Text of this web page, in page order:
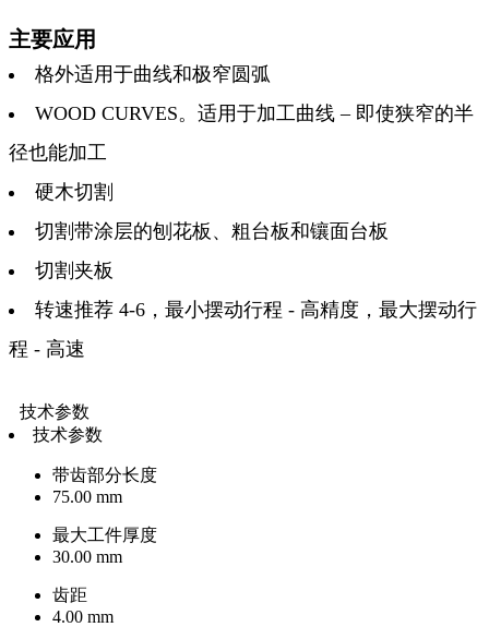
主要应用
格外适用于曲线和极窄圆弧
WOOD CURVES。适用于加工曲线 – 即使狭窄的半
径也能加工
硬木切割
切割带涂层的刨花板、粗台板和镶面台板
切割夹板
转速推荐 4-6，最小摆动行程 - 高精度，最大摆动行
程 - 高速
技术参数
技术参数
带齿部分长度
75.00 mm
最大工件厚度
30.00 mm
齿距
4.00 mm